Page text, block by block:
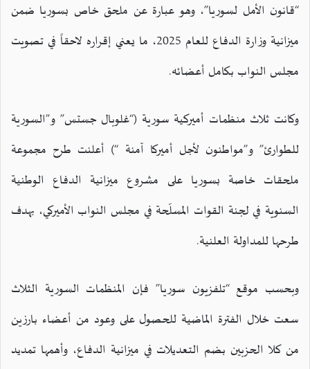
“قانون الأمل لسوريا”، وهو عبارة عن ملحق خاص بسوريا ضمن
ميزانية وزارة الدفاع للعام 2025، ما يعني إقراره لاحقاً في تصويت
مجلس النواب بكامل أعضائه.
وكانت ثلاث منظمات أميركية سورية (“غلوبال جستس” و”السورية
للطوارئ” و”مواطنون لأجل أميركا آمنة “) أعلنت طرح مجموعة
ملحقات خاصة بسوريا على مشروع ميزانية الدفاع الوطنية
السنوية في لجنة القوات المسلّحة في مجلس النواب الأميركي، بهدف
طرحها للمداولة العلنية.
وبحسب موقع “تلفزيون سوريا” فإن المنظمات السورية الثلاث
سعت خلال الفترة الماضية للحصول على وعود من أعضاء بارزين
من كلا الحزبين بضم التعديلات في ميزانية الدفاع، وأهمها تمديد